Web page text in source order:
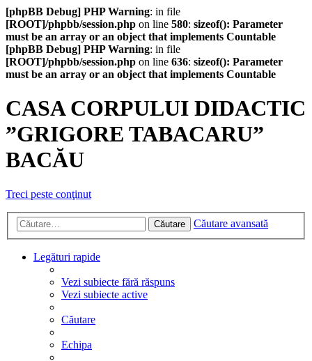
[phpBB Debug] PHP Warning: in file
[ROOT]/phpbb/session.php on line 580: sizeof(): Parameter
must be an array or an object that implements Countable
[phpBB Debug] PHP Warning: in file
[ROOT]/phpbb/session.php on line 636: sizeof(): Parameter
must be an array or an object that implements Countable
CASA CORPULUI DIDACTIC
”GRIGORE TABACARU”
BACĂU
Treci peste conţinut
Căutare Căutare avansată
Legături rapide
Vezi subiecte fără răspuns
Vezi subiecte active
Căutare
Echipa